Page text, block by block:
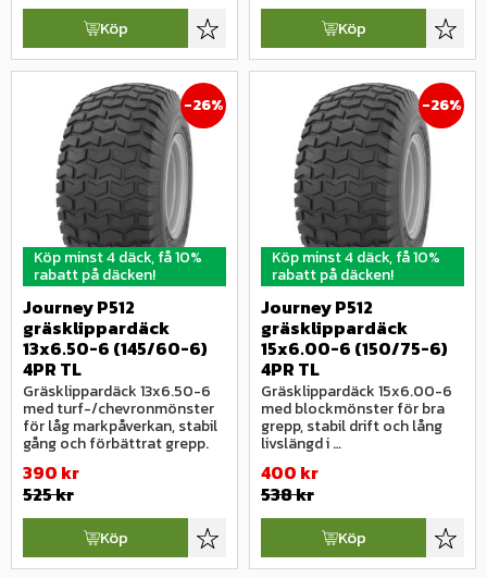
Lägg till i favoriter
Köp Lägg
Köp
Köp minst 4 däck, få 10%
rabatt på däcken!
Journey P512
gräsklippardäck
13x6.50-6 (145/60-6)
4PR TL
Gräsklippardäck 13x6.50-6
med turf-/chevronmönster
för låg markpåverkan, stabil
gång och förbättrat grepp.
390 kr
525kr
26%
Lägg till i favoriter
Köp
Köp minst 4 däck, få 10%
rabatt på däcken!
Journey P512
gräsklippardäck
15x6.00-6 (150/75-6)
4PR TL
Gräsklippardäck 15x6.00-6
med blockmönster för bra
grepp, stabil drift och lång
livslängd i
400 kr
538kr
26%
Lägg
Köp